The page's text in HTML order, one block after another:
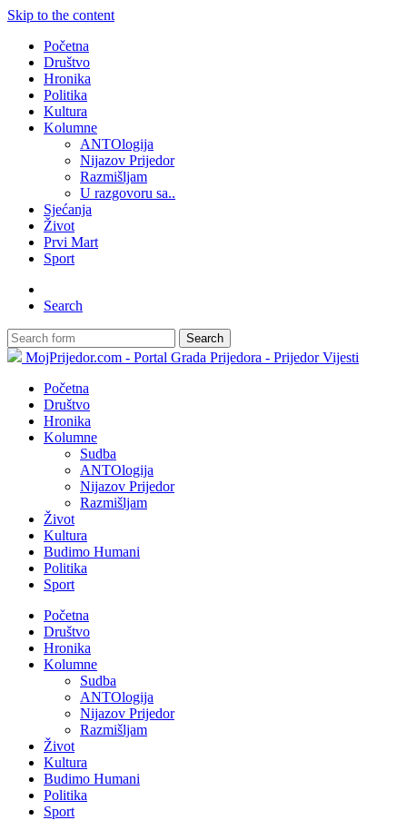
Skip to the content
Početna
Društvo
Hronika
Politika
Kultura
Kolumne
ANTOlogija
Nijazov Prijedor
Razmišljam
U razgovoru sa..
Sjećanja
Život
Prvi Mart
Sport
Search
Search
MojPrijedor.com - Portal Grada Prijedora - Prijedor Vijesti
Početna
Društvo
Hronika
Kolumne
Sudba
ANTOlogija
Nijazov Prijedor
Razmišljam
Život
Kultura
Budimo Humani
Politika
Sport
Početna
Društvo
Hronika
Kolumne
Sudba
ANTOlogija
Nijazov Prijedor
Razmišljam
Život
Kultura
Budimo Humani
Politika
Sport